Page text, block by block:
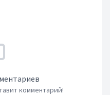
комментарий!